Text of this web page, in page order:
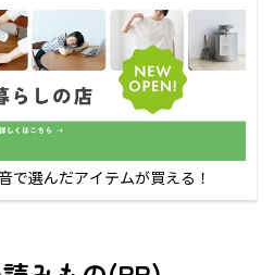
で選んだアイテムが買える！